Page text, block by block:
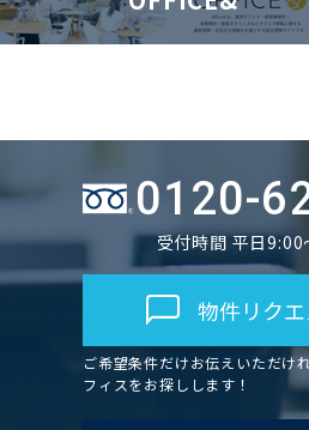
0120-
受付時間 平日9:00
物件リクエ
ご希望条件だけお伝えいただけ
フィスをお探しします！